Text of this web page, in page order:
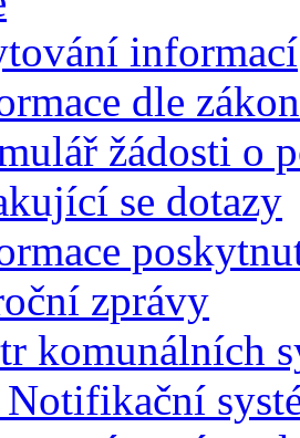
informací
dle
žádosti o
se dotazy
zprávy
komunálních
Notifikační